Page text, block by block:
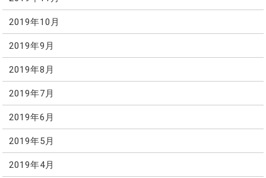
2019年10月
2019年9月
2019年8月
2019年7月
2019年6月
2019年5月
2019年4月